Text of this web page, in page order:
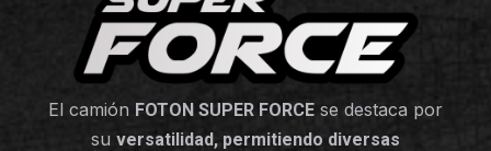
El camión FOTON SUPER FORCE se destaca por
su versatilidad, permitiendo diversas